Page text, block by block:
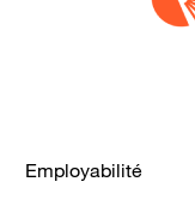
Employabilité